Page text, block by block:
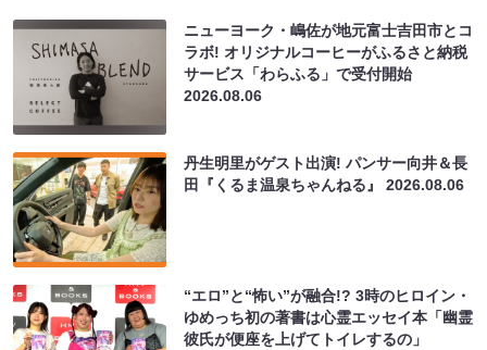
ニューヨーク・嶋佐が地元富士吉田市とコ
ラボ! オリジナルコーヒーがふるさと納税
サービス「わらふる」で受付開始
2026.08.06
丹生明里がゲスト出演! パンサー向井＆長
田『くるま温泉ちゃんねる』2026.08.06
“エロ”と“怖い”が融合!? 3時のヒロイン・
ゆめっち初の著書は心霊エッセイ本「幽霊
彼氏が便座を上げてトイレするの」